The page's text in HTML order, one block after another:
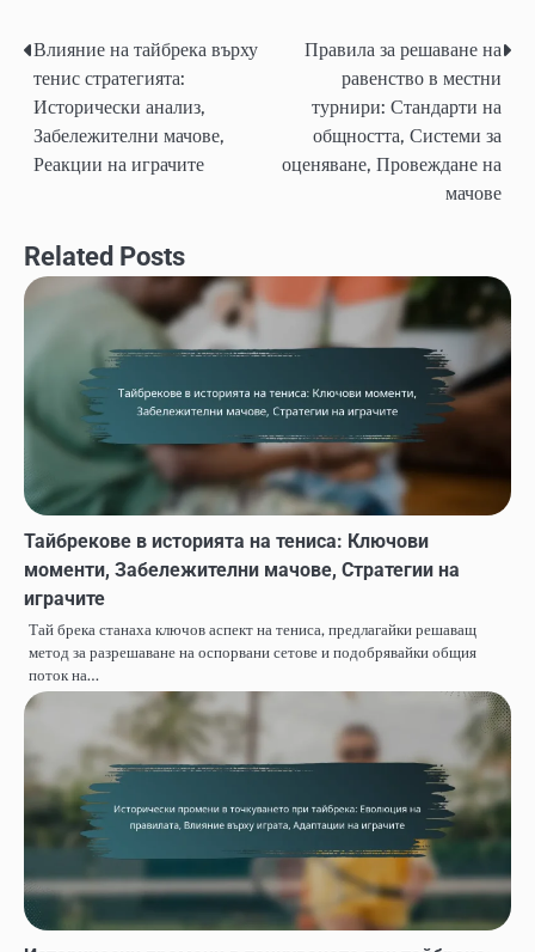
Post
navigation
Влияние на тайбрека върху
тенис стратегията:
Исторически анализ,
Забележителни мачове,
Реакции на играчите
Правила за решаване на
равенство в местни
турнири: Стандарти на
общността, Системи за
оценяване, Провеждане на
мачове
Related Posts
Тайбрекове в историята на тениса: Ключови
моменти, Забележителни мачове, Стратегии на
играчите
Тай брека станаха ключов аспект на тениса, предлагайки решаващ
метод за разрешаване на оспорвани сетове и подобрявайки общия
поток на…